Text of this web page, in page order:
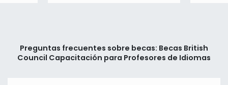
Preguntas frecuentes sobre becas: Becas British
Council Capacitación para Profesores de Idiomas